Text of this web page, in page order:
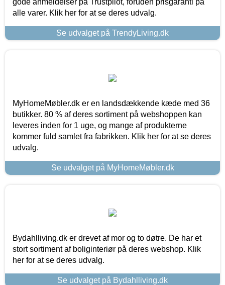
alle varer. Klik her for at se deres udvalg.
Se udvalget på TrendyLiving.dk
MyHomeMøbler.dk er en landsdækkende kæde med 36
butikker. 80 % af deres sortiment på webshoppen kan
leveres inden for 1 uge, og mange af produkterne
kommer fuld samlet fra fabrikken. Klik her for at se deres
udvalg.
Se udvalget på MyHomeMøbler.dk
Bydahlliving.dk er drevet af mor og to døtre. De har et
stort sortiment af boliginteriør på deres webshop. Klik
her for at se deres udvalg.
Se udvalget på Bydahlliving.dk